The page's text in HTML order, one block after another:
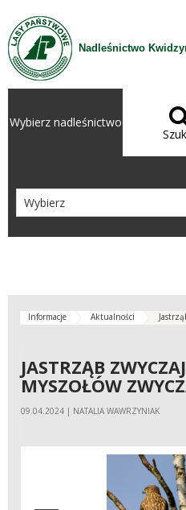
Przejdź do treści
Nadleśnictwo
Wybierz nadleśnictwo
Informacje Aktualności
JASTRZĄB
MYSZOŁÓW
09.04.2024 | NATALIA WAWRZYNIAK